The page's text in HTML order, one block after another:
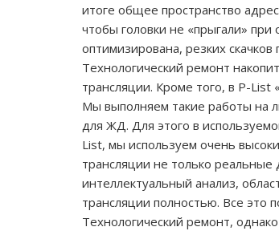
итоге общее пространство
чтобы головки не «прыгали»
оптимизирована, резких
Технологический ремонт
трансляции. Кроме того, в P-
Мы выполняем такие работы на
для ЖД. Для этого в
List, мы используем очень
трансляции не только
интеллектуальный анализ,
трансляции полностью. Все это
Технологический ремонт,